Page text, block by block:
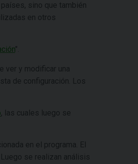
sino que también
en otros
".
ver y modificar una
de configuración. Los
, las cuales luego se
en el programa. El
se realizan análisis